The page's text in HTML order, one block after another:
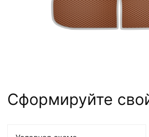
Сформируйте